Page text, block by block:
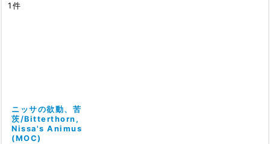
1件
ニッサの欲動、苦
茨/Bitterthorn,
Nissa's Animus
(MOC)